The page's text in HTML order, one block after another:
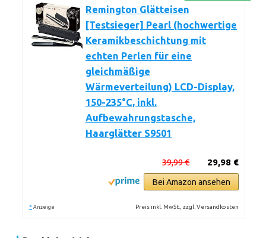
Remington Glätteisen
[Testsieger] Pearl (hochwertige
Keramikbeschichtung mit
echten Perlen für eine
gleichmäßige
Wärmeverteilung) LCD-Display,
150-235°C, inkl.
Aufbewahrungstasche,
Haarglätter S9501
29,98 €
39,99 €
Bei Amazon ansehen
* Anzeige Preis inkl. MwSt., zzgl. Versandkosten